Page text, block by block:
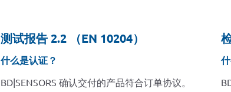
测试报告 2.2 （EN 10204）
什么是认证？
BD|SENSORS 确认交付的产品符合订单协议。